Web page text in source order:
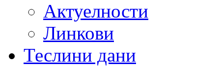
Актуелности
Линкови
Теслини дани